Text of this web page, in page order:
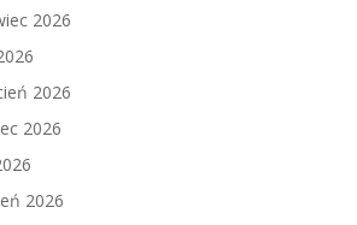
2026
2026
2026
2026